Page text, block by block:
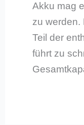
Akku mag
zu werden.
Teil der
führt zu